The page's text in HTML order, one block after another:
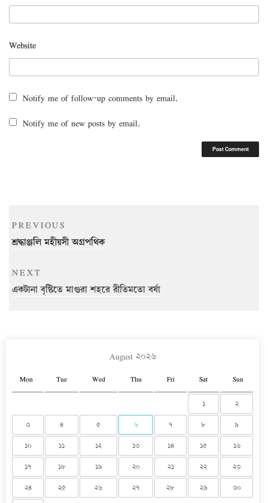
Website
Notify me of follow-up comments by email.
Notify me of new posts by email.
navigation
Previous
Post
PREVIOUS
শ্রদ্ধাঞ্জলি মহীয়সী অগ্রপথিক
Next
Post
NEXT
একটানা বৃষ্টিতে মাগুরা শহরে রীতিমতো বর্ষা
August ২০২৬
Mon Tue Wed Thu Fri Sat Sun
১ ২
৩ ৪ ৫ ৬ ৭ ৮ ৯
১০ ১১ ১২ ১৩ ১৪ ১৫ ১৬
১৭ ১৮ ১৯ ২০ ২১ ২২ ২৩
২৪ ২৫ ২৬ ২৭ ২৮ ২৯ ৩০